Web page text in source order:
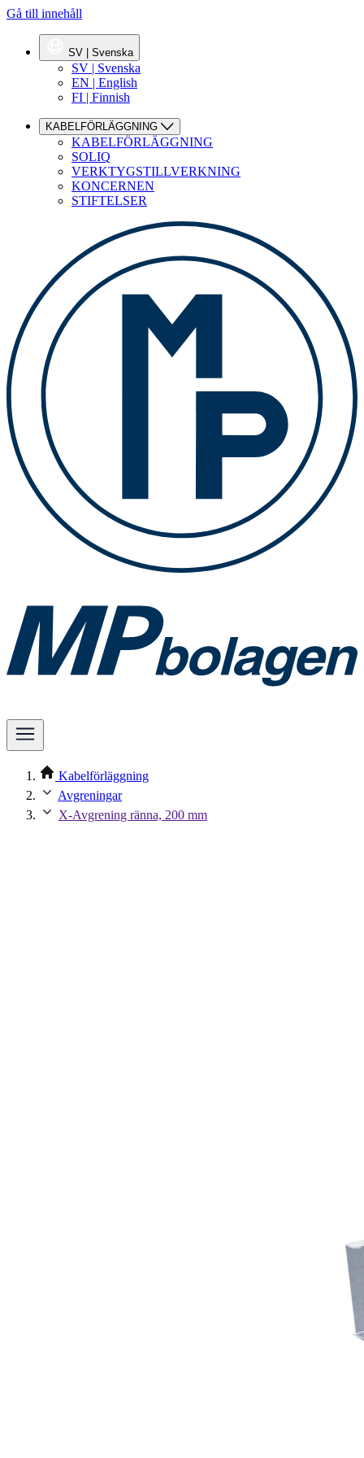
Gå till innehåll
SV | Svenska
SV | Svenska
EN | English
FI | Finnish
KABELFÖRLÄGGNING
KABELFÖRLÄGGNING
SOLIQ
VERKTYGSTILLVERKNING
KONCERNEN
STIFTELSER
Kabelförläggning
Avgreningar
X-Avgrening ränna, 200 mm